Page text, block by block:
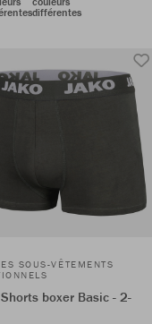
différentes
SOUS-VÊTEMENTS
boxer Basic - 2-